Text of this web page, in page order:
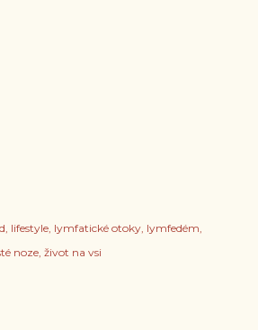
lifestyle lymfatické otoky lymfedém
noze život na vsi